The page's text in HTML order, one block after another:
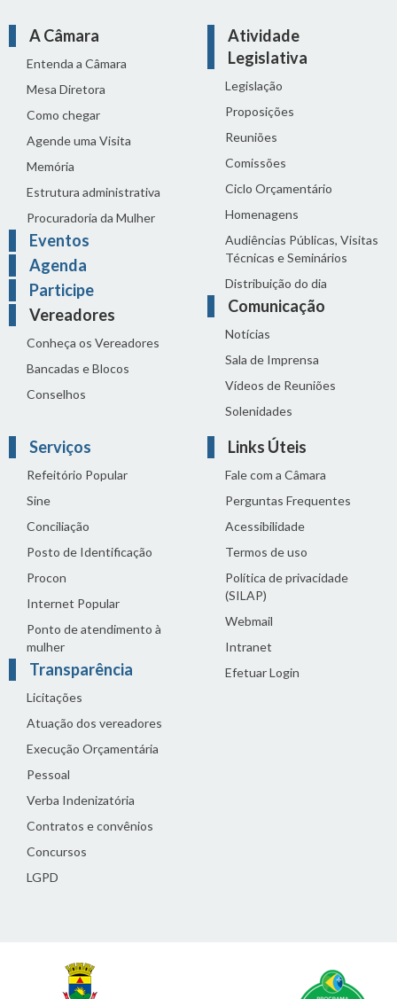
A Câmara
Entenda a Câmara
Mesa Diretora
Como chegar
Agende uma Visita
Memória
Estrutura administrativa
Procuradoria da Mulher
Eventos
Agenda
Participe
Vereadores
Conheça os Vereadores
Bancadas e Blocos
Conselhos
Atividade
Legislativa
Legislação
Proposições
Reuniões
Comissões
Ciclo Orçamentário
Homenagens
Audiências Públicas, Visitas
Técnicas e Seminários
Distribuição do dia
Comunicação
Notícias
Sala de Imprensa
Vídeos de Reuniões
Solenidades
Serviços
Refeitório Popular
Sine
Conciliação
Posto de Identificação
Procon
Internet Popular
Ponto de atendimento à
mulher
Transparência
Licitações
Atuação dos vereadores
Execução Orçamentária
Pessoal
Verba Indenizatória
Contratos e convênios
Concursos
LGPD
Links Úteis
Fale com a Câmara
Perguntas Frequentes
Acessibilidade
Termos de uso
Política de privacidade
(SILAP)
Webmail
Intranet
Efetuar Login